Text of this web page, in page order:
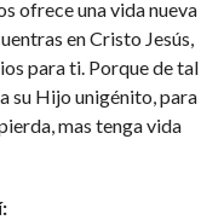
ofrece una vida nueva
en Cristo Jesús,
para ti. Porque de tal
su Hijo unigénito, para
mas tenga vida